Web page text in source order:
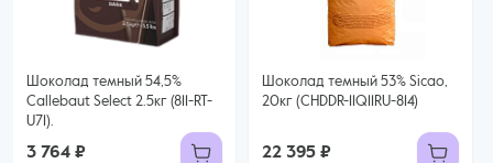
Шоколад темный 54,5%
Callebaut Select 2.5кг (811-RT-
U71).
3 764 ₽
Шоколад темный 53% Sicao,
20кг (CHDDR-11Q11RU-814)
22 395 ₽